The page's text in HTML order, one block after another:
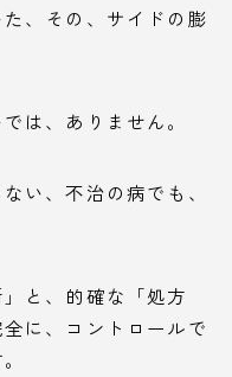
、その、サイドの膨
は、ありません。
い、不治の病でも、
と、的確な「処方
に、コントロールで